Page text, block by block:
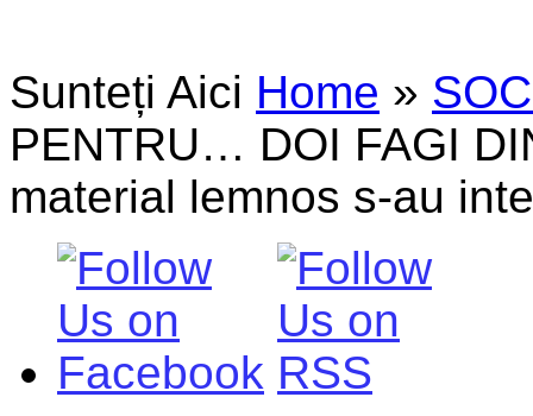
Sunteți Aici Home »
PENTRU… DOI FAGI
material lemnos s-au